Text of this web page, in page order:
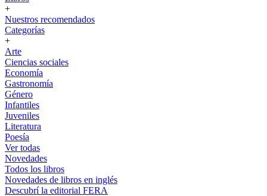
+
Nuestros recomendados
Categorías
+
Arte
Ciencias sociales
Economía
Gastronomía
Género
Infantiles
Juveniles
Literatura
Poesía
Ver todas
Novedades
Todos los libros
Novedades de libros en inglés
Descubrí la editorial FERA